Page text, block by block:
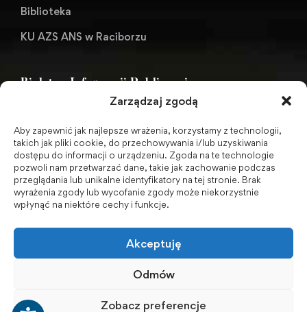
Zarządzaj zgodą
Aby zapewnić jak najlepsze wrażenia, korzystamy z technologii,
takich jak pliki cookie, do przechowywania i/lub uzyskiwania
dostępu do informacji o urządzeniu. Zgoda na te technologie
pozwoli nam przetwarzać dane, takie jak zachowanie podczas
przeglądania lub unikalne identyfikatory na tej stronie. Brak
wyrażenia zgody lub wycofanie zgody może niekorzystnie
wpłynąć na niektóre cechy i funkcje.
Akceptuję
Odmów
Zobacz preferencje
Biblioteka
KU AZS ANS w Raciborzu
Biuletyn Informacji Publicznej
BIP - Biuletyn Informacji Publicznej PWSZ -
archiwum
Social Media